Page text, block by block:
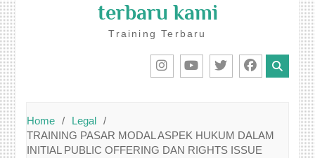
terbaru kami
Training Terbaru
Home
Legal
TRAINING PASAR MODAL ASPEK HUKUM DALAM
INITIAL PUBLIC OFFERING DAN RIGHTS ISSUE